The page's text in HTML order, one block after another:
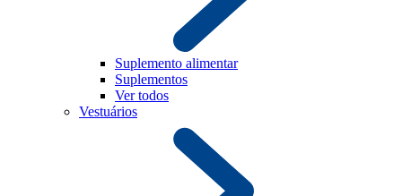
Suplemento alimentar
Suplementos
Ver todos
Vestuários